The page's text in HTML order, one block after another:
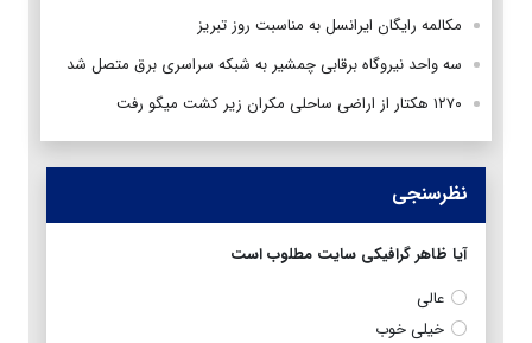
مکالمه رایگان ایرانسل به مناسبت روز تبریز
سه واحد نیروگاه برقابی چمشیر به شبکه سراسری برق متصل شد
۱۲۷۰ هکتار از اراضی ساحلی مکران زیر کشت میگو رفت
نظرسنجی
آیا ظاهر گرافیکی سایت مطلوب است
عالی
خیلی خوب